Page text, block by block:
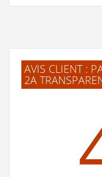
AVIS CLIENT :
2A